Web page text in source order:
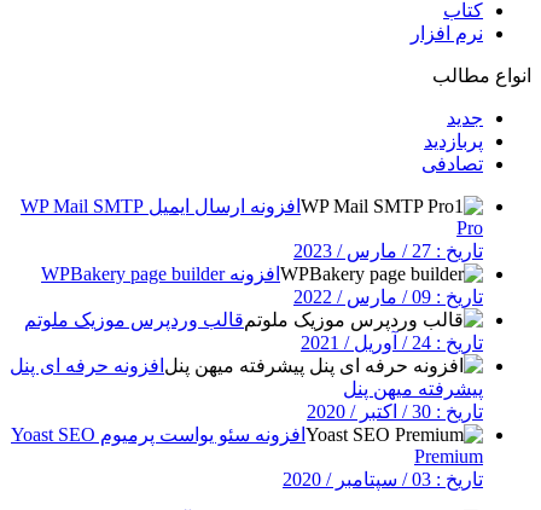
کتاب
نرم افزار
انواع مطالب
جدید
پربازدید
تصادفی
افزونه ارسال ایمیل WP Mail SMTP
Pro
تاریخ : 27 / مارس / 2023
افزونه WPBakery page builder
تاریخ : 09 / مارس / 2022
قالب وردپرس موزیک ملوتم
تاریخ : 24 / آوریل / 2021
افزونه حرفه ای پنل
پیشرفته میهن پنل
تاریخ : 30 / اکتبر / 2020
افزونه سئو یواست پرمیوم Yoast SEO
Premium
تاریخ : 03 / سپتامبر / 2020